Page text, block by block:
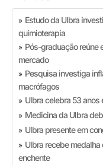
» Estudo da Ulbra
quimioterapia
» Pós-graduação reúne
mercado
» Pesquisa investiga
macrófagos
» Ulbra celebra 53
» Medicina da Ulbra
» Ulbra presente em
» Ulbra recebe medalha
enchente